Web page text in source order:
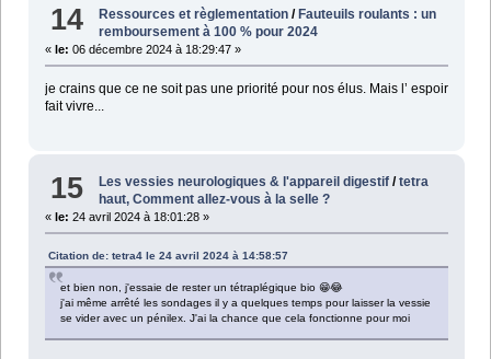
14 Ressources et règlementation / Fauteuils roulants : un
remboursement à 100 % pour 2024
« le: 06 décembre 2024 à 18:29:47 »
je crains que ce ne soit pas une priorité pour nos élus. Mais l’ espoir
fait vivre...
15 Les vessies neurologiques & l'appareil digestif /tetra
haut, Comment allez-vous à la selle ?
« le: 24 avril 2024 à 18:01:28 »
Citation de: tetra4 le 24 avril 2024 à 14:58:57
et bien non, j'essaie de rester un tétraplégique bio 😁😂
j'ai même arrêté les sondages il y a quelques temps pour laisser la vessie
se vider avec un pénilex. J'ai la chance que cela fonctionne pour moi